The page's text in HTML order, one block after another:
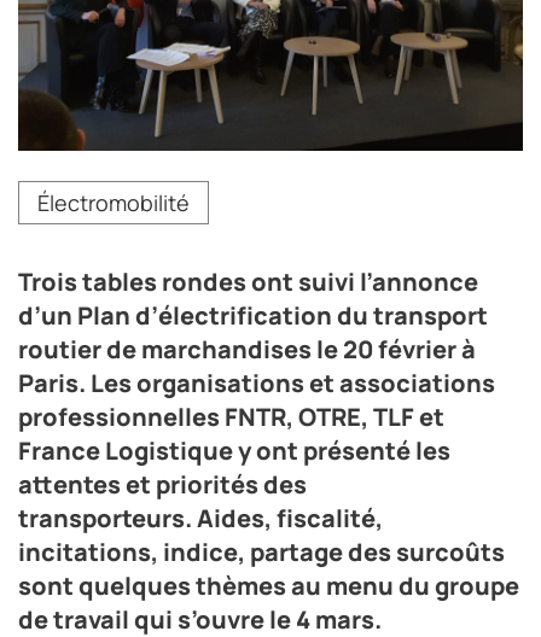
Table ronde « Logistique de demain : quels atouts pour
la généralisation de l’électrique », en présence
notamment de Florence Berthelot (FNTR) et d’Olivier
verdissement de la logistique routière le 20 février à
Paris.
Crédit photo Érick Demangeon
Électromobilité
Trois tables rondes ont suivi l’annonce
d’un Plan d’électrification du transport
routier de marchandises le 20 février à
Paris. Les organisations et associations
professionnelles FNTR, OTRE, TLF et
France Logistique y ont présenté les
attentes et priorités des
transporteurs. Aides, fiscalité,
incitations, indice, partage des surcoûts
sont quelques thèmes au menu du groupe
de travail qui s’ouvre le 4 mars.